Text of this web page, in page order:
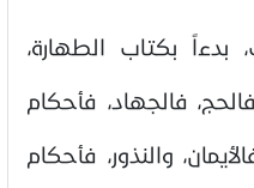
بكتاب الطهارة،
فالجهاد، فأحكام
والنذور، فأحكام